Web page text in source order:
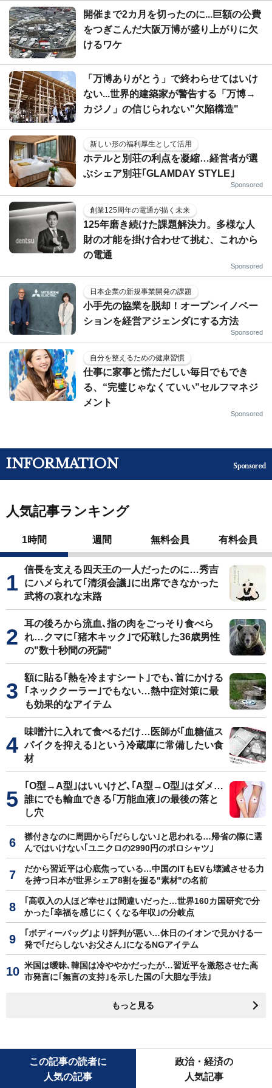
開催まで2カ月を切ったのに...巨額の公費
をつぎこんだ大阪万博が盛り上がりに欠
けるワケ
「万博ありがとう」で終わらせてはいけ
ない...世界的建築家が警告する「万博→
カジノ」の信じられない"欠陥構造"
新しい形の福利厚生として活用
ホテルと別荘の利点を凝縮…経営者が選
ぶシェア別荘｢GLAMDAY STYLE｣
Sponsored
創業125周年の電通が描く未来
125年磨き続けた課題解決力。多様な人
財の才能を掛け合わせて挑む、これから
の電通
Sponsored
日本企業の新規事業開発の課題
小手先の協業を脱却！オープンイノベー
ションを経営アジェンダにする方法
Sponsored
自分を整えるための健康習慣
仕事に家事と慌ただしい毎日でもでき
る、“完璧じゃなくていい”セルフマネジ
メント
Sponsored
INFORMATION Sponsored
人気記事ランキング
1時間 週間 無料会員 有料会員
信長を支える四天王の一人だったのに…秀吉
にハメられて｢清須会議｣に出席できなかった
武将の哀れな末路
耳の後ろから流血､指の肉をごっそり食べら
れ…クマに｢猪木キック｣で応戦した36歳男性
の"数十秒間の死闘"
額に貼る｢熱を冷ますシート｣でも､首にかける
｢ネッククーラー｣でもない…熱中症対策に最
も効果的なアイテム
味噌汁に入れて食べるだけ…医師が｢血糖値ス
パイクを抑える｣という冷蔵庫に常備したい食
材
｢O型→A型｣はいいけど､｢A型→O型｣はダメ…
誰にでも輸血できる｢万能血液｣の最後の落と
し穴
襟付きなのに周囲から｢だらしない｣と思われる…帰省の際に選
んではいけない｢ユニクロの2990円のポロシャツ｣
だから習近平は心底焦っている…中国のITもEVも壊滅させる力
を持つ日本が世界シェア8割を握る"素材"の名前
｢高収入の人ほど幸せ｣は間違いだった…世界160カ国研究で分
かった｢幸福を感じにくくなる年収｣の分岐点
｢ボディーバッグ｣より評判が悪い…休日のイオンで見かける一
発で｢だらしないお父さん｣になるNGアイテム
米国は曖昧､韓国は冷ややかだったが…習近平を激怒させた高
市発言に｢無言の支持｣を示した国の｢大胆な手法｣
もっと見る
この記事の読者に
人気の記事
政治・経済の
人気記事